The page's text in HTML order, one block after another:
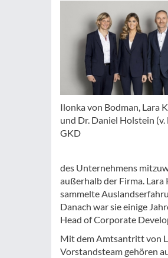
Ilonka von Bodman, Lara
und Dr. Daniel Holstein (v.
GKD
des Unternehmens
außerhalb der Firma.
sammelte
Danach war sie einige
Head of Corporate
Mit dem Amtsantritt von
Vorstandsteam gehören